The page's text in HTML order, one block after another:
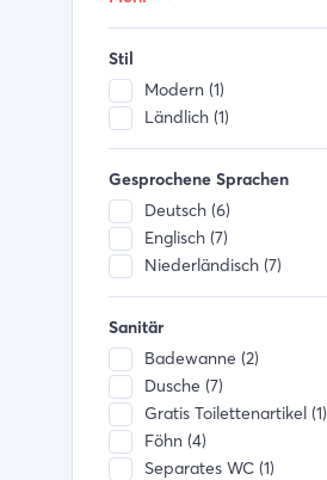
Toaster (5)
Gefrierfach (5)
Stil
Modern (1)
Ländlich (1)
Gesprochene Sprachen
Deutsch (6)
Englisch (7)
Niederländisch (7)
Sanitär
Badewanne (2)
Dusche (7)
Gratis Toilettenartikel (1)
Föhn (4)
Separates WC (1)